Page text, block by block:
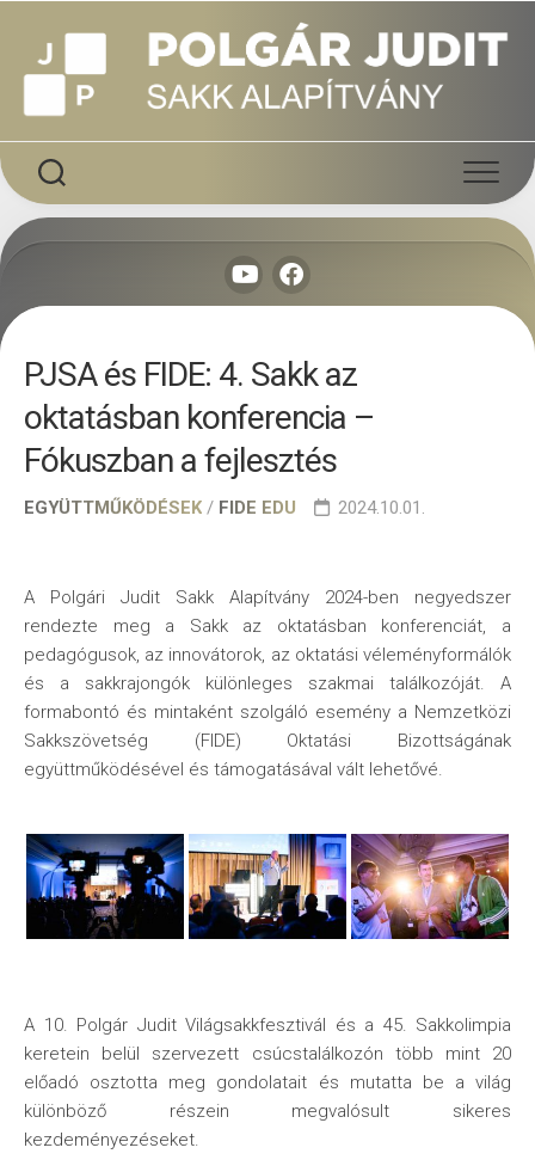
content
PJSA és FIDE: 4. Sakk az
oktatásban konferencia –
Fókuszban a fejlesztés
EGYÜTTMŰKÖDÉSEK / FIDE EDU 2024.10.01.
A Polgári Judit Sakk Alapítvány 2024-ben negyedszer
rendezte meg a Sakk az oktatásban konferenciát, a
pedagógusok, az innovátorok, az oktatási véleményformálók
és a sakkrajongók különleges szakmai találkozóját. A
formabontó és mintaként szolgáló esemény a Nemzetközi
Sakkszövetség (FIDE) Oktatási Bizottságának
együttműködésével és támogatásával vált lehetővé.
A 10. Polgár Judit Világsakkfesztivál és a 45. Sakkolimpia
keretein belül szervezett csúcstalálkozón több mint 20
előadó osztotta meg gondolatait és mutatta be a világ
különböző részein megvalósult sikeres
kezdeményezéseket.